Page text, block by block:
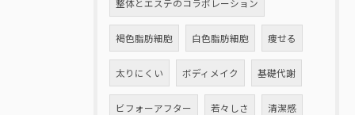
整体とエステのコラボレーション
褐色脂肪細胞 白色脂肪細胞 痩せる
太りにくい ボディメイク 基礎代謝
ビフォーアフター 若々しさ 清潔感